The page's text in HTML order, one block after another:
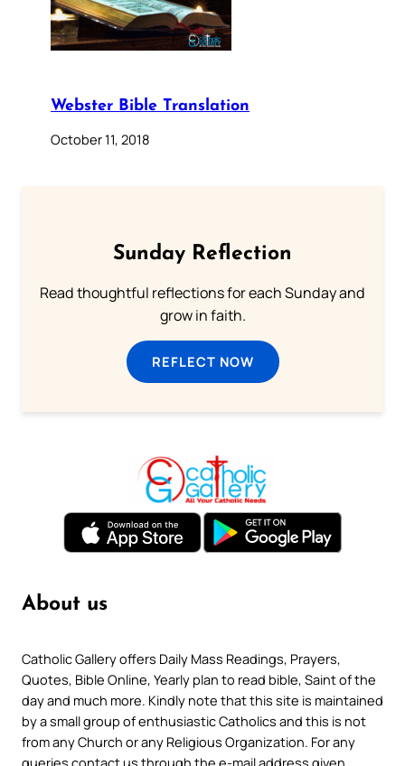
Webster Bible Translation
October 11, 2018
Sunday Reflection
Read thoughtful reflections for each Sunday and
grow in faith.
REFLECT NOW
About us
Catholic Gallery offers Daily Mass Readings, Prayers,
Quotes, Bible Online, Yearly plan to read bible, Saint of the
day and much more. Kindly note that this site is maintained
by a small group of enthusiastic Catholics and this is not
from any Church or any Religious Organization. For any
queries contact us through the e-mail address given